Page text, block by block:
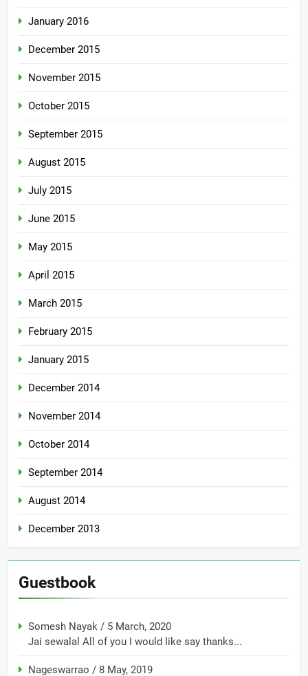
January 2016
December 2015
November 2015
October 2015
September 2015
August 2015
July 2015
June 2015
May 2015
April 2015
March 2015
February 2015
January 2015
December 2014
November 2014
October 2014
September 2014
August 2014
December 2013
Guestbook
Somesh Nayak / 5 March, 2020
Jai sewalal All of you I would like say thanks...
Nageswarrao / 8 May, 2019